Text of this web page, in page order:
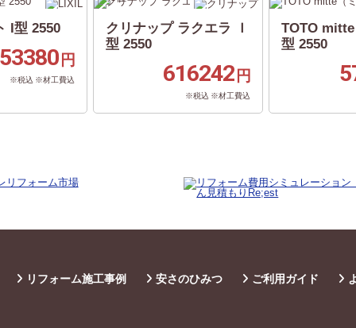
I型 2550
円
※税込 ※材工費込
クリナップ ラクエラ Ｉ
型 2550
616242 円
※税込 ※材工費込
TOTO
型 2550
リフォーム施工事例 安さのひみつ ご利用ガイド